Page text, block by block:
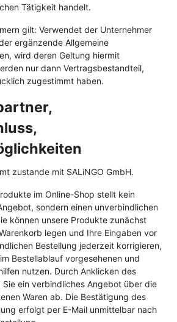
Tätigkeit handelt.
gilt: Verwendet der Unternehmer
ergänzende Allgemeine
wird deren Geltung hiermit
nur dann Vertragsbestandteil,
zugestimmt haben.
zustande mit SALiNGO GmbH.
im Online-Shop stellt kein
sondern einen unverbindlichen
können unsere Produkte zunächst
legen und Ihre Eingaben vor
Bestellung jederzeit korrigieren,
Bestellablauf vorgesehenen und
nutzen. Durch Anklicken des
ein verbindliches Angebot über die
Waren ab. Die Bestätigung des
erfolgt per E-Mail unmittelbar nach